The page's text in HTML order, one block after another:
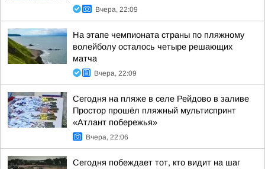
Вчера, 22:09
На этапе чемпионата страны по пляжному
волейболу осталось четыре решающих
матча
Вчера, 22:09
Сегодня на пляже в селе Рейдово в заливе
Простор прошёл пляжный мультиспринт
«Атлант побережья»
Вчера, 22:06
Сегодня побеждает тот, кто видит на шаг